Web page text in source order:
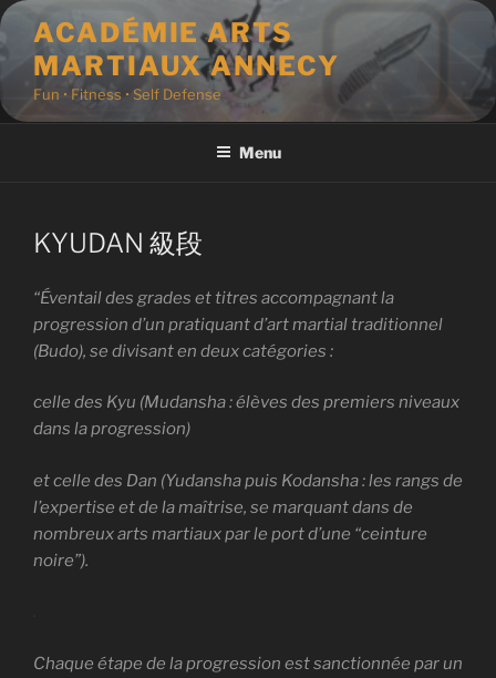
Aller
au
contenu
principal
ACADÉMIE ARTS
MARTIAUX ANNECY
Fun • Fitness • Self Defense
Menu
KYUDAN 級段
“Éventail des grades et titres accompagnant la
progression d’un pratiquant d’art martial traditionnel
(Budo), se divisant en deux catégories :
celle des Kyu (Mudansha : élèves des premiers niveaux
dans la progression)
etcelle des Dan (Yudansha puis Kodansha : les rangs de
l’expertise et de la maîtrise, se marquant dans de
nombreux arts martiaux par le port d’une “ceinture
noire”).
Chaque étape de la progression est sanctionnée par un